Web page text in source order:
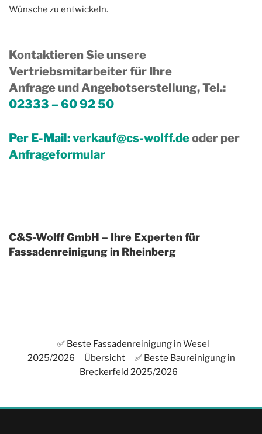
Wünsche zu entwickeln.
Kontaktieren Sie unsere
Vertriebsmitarbeiter für Ihre
Anfrage und Angebotserstellung, Tel.:
02333 – 60 92 50
Per E-Mail:verkauf@cs-wolff.deoder per
Anfrageformular
C&S-Wolff GmbH – Ihre Experten für
Fassadenreinigung in Rheinberg
✅ Beste Fassadenreinigung in Wesel
2025/2026
Übersicht
✅ Beste Baureinigung in
Breckerfeld 2025/2026